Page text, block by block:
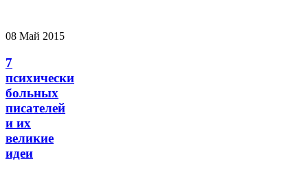
08 Май 2015
7
психически
больных
писателей
и их
великие
идеи